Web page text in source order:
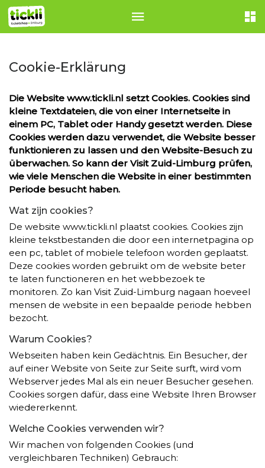
Cookie-Erklärung
Die Website www.tickli.nl setzt Cookies. Cookies sind
kleine Textdateien, die von einer Internetseite in
einem PC, Tablet oder Handy gesetzt werden. Diese
Cookies werden dazu verwendet, die Website besser
funktionieren zu lassen und den Website-Besuch zu
überwachen. So kann der Visit Zuid-Limburg prüfen,
wie viele Menschen die Website in einer bestimmten
Periode besucht haben.
Wat zijn cookies?
De website www.tickli.nl plaatst cookies. Cookies zijn
kleine tekstbestanden die door een internetpagina op
een pc, tablet of mobiele telefoon worden geplaatst.
Deze cookies worden gebruikt om de website beter
te laten functioneren en het webbezoek te
monitoren. Zo kan Visit Zuid-Limburg nagaan hoeveel
mensen de website in een bepaalde periode hebben
bezocht.
Warum Cookies?
Webseiten haben kein Gedächtnis. Ein Besucher, der
auf einer Website von Seite zur Seite surft, wird vom
Webserver jedes Mal als ein neuer Besucher gesehen.
Cookies sorgen dafür, dass eine Website Ihren Browser
wiedererkennt.
Welche Cookies verwenden wir?
Wir machen von folgenden Cookies (und
vergleichbaren Techniken) Gebrauch: